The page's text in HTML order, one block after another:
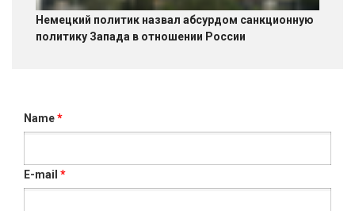
Немецкий политик назвал абсурдом санкционную
политику Запада в отношении России
Name*
E-mail *